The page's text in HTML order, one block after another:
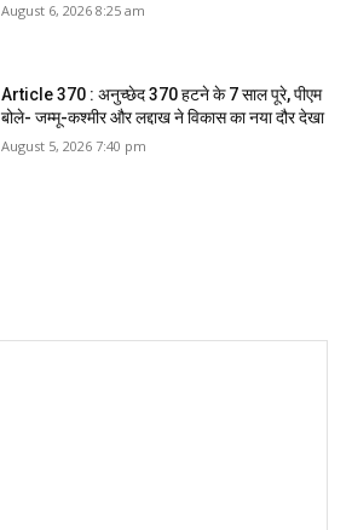
August 6, 2026 8:25 am
Article 370 : अनुच्छेद 370 हटने के 7 साल पूरे, पीएम
बोले- जम्मू-कश्मीर और लद्दाख ने विकास का नया दौर देखा
August 5, 2026 7:40 pm